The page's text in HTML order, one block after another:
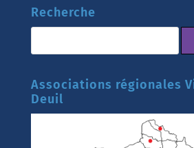
Recherche
Associations régionales
Deuil